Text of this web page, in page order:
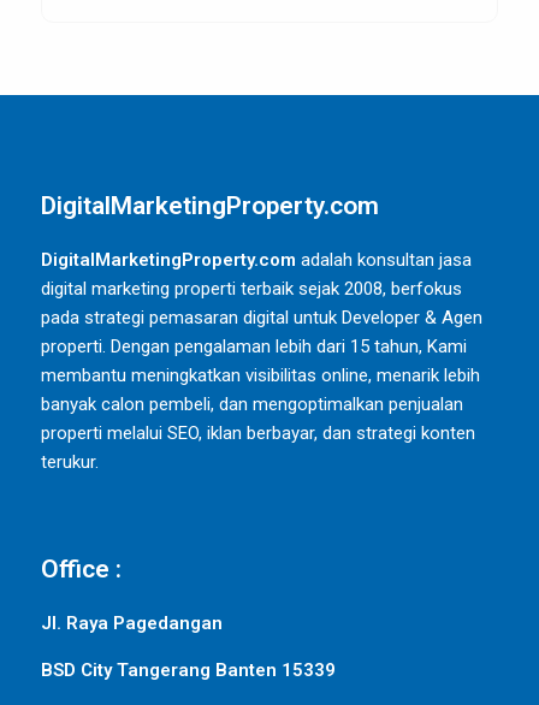
DigitalMarketingProperty.com
DigitalMarketingProperty.com adalah konsultan jasa
digital marketing properti terbaik sejak 2008, berfokus
pada strategi pemasaran digital untuk Developer & Agen
properti. Dengan pengalaman lebih dari 15 tahun, Kami
membantu meningkatkan visibilitas online, menarik lebih
banyak calon pembeli, dan mengoptimalkan penjualan
properti melalui SEO, iklan berbayar, dan strategi konten
terukur.
Office :
Jl. Raya Pagedangan
BSD City Tangerang Banten 15339